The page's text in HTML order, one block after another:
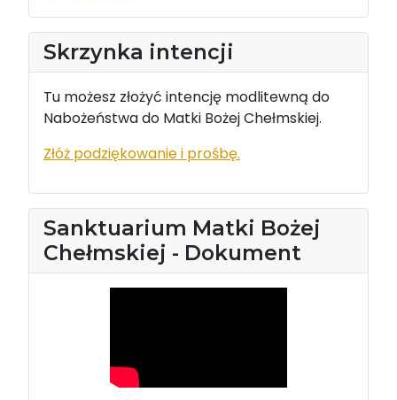
Skrzynka intencji
Tu możesz złożyć intencję modlitewną do
Nabożeństwa do Matki Bożej Chełmskiej.
Złóż podziękowanie i prośbę.
Sanktuarium Matki Bożej
Chełmskiej - Dokument